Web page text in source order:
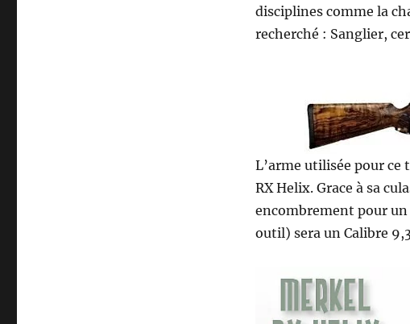
disciplines comme la
recherché : Sanglier,
L’arme utilisée pour ce
RX Helix. Grace à sa
encombrement pour un
outil) sera un Calibre